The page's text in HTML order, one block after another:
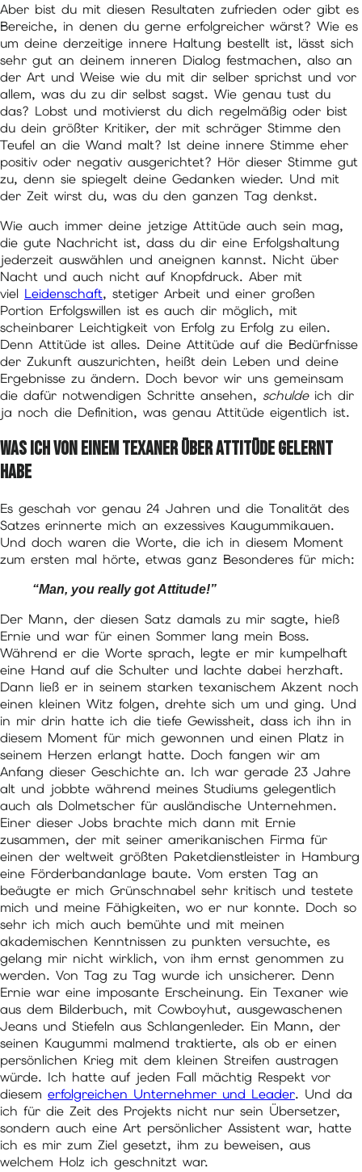
Aber bist du mit diesen Resultaten zufrieden oder gibt es
Bereiche, in denen du gerne erfolgreicher wärst? Wie es
um deine derzeitige innere Haltung bestellt ist, lässt sich
sehr gut an deinem inneren Dialog festmachen, also an
der Art und Weise wie du mit dir selber sprichst und vor
allem, was du zu dir selbst sagst. Wie genau tust du
das? Lobst und motivierst du dich regelmäßig oder bist
du dein größter Kritiker, der mit schräger Stimme den
Teufel an die Wand malt? Ist deine innere Stimme eher
positiv oder negativ ausgerichtet? Hör dieser Stimme gut
zu, denn sie spiegelt deine Gedanken wieder. Und mit
der Zeit wirst du, was du den ganzen Tag denkst.
Wie auch immer deine jetzige Attitüde auch sein mag,
die gute Nachricht ist, dass du dir eine Erfolgshaltung
jederzeit auswählen und aneignen kannst. Nicht über
Nacht und auch nicht auf Knopfdruck. Aber mit
viel Leidenschaft, stetiger Arbeit und einer großen
Portion Erfolgswillen ist es auch dir möglich, mit
scheinbarer Leichtigkeit von Erfolg zu Erfolg zu eilen.
Denn Attitüde ist alles. Deine Attitüde auf die Bedürfnisse
der Zukunft auszurichten, heißt dein Leben und deine
Ergebnisse zu ändern. Doch bevor wir uns gemeinsam
die dafür notwendigen Schritte ansehen, schuldeich dir
ja noch die Definition, was genau Attitüde eigentlich ist.
Was ich von einem Texaner über Attitüde gelernt
habe
Es geschah vor genau 24 Jahren und die Tonalität des
Satzes erinnerte mich an exzessives Kaugummikauen.
Und doch waren die Worte, die ich in diesem Moment
zum ersten mal hörte, etwas ganz Besonderes für mich:
“Man, you really got Attitude!”
Der Mann, der diesen Satz damals zu mir sagte, hieß
Ernie und war für einen Sommer lang mein Boss.
Während er die Worte sprach, legte er mir kumpelhaft
eine Hand auf die Schulter und lachte dabei herzhaft.
Dann ließ er in seinem starken texanischem Akzent noch
einen kleinen Witz folgen, drehte sich um und ging. Und
in mir drin hatte ich die tiefe Gewissheit, dass ich ihn in
diesem Moment für mich gewonnen und einen Platz in
seinem Herzen erlangt hatte. Doch fangen wir am
Anfang dieser Geschichte an. Ich war gerade 23 Jahre
alt und jobbte während meines Studiums gelegentlich
auch als Dolmetscher für ausländische Unternehmen.
Einer dieser Jobs brachte mich dann mit Ernie
zusammen, der mit seiner amerikanischen Firma für
einen der weltweit größten Paketdienstleister in Hamburg
eine Förderbandanlage baute. Vom ersten Tag an
beäugte er mich Grünschnabel sehr kritisch und testete
mich und meine Fähigkeiten, wo er nur konnte. Doch so
sehr ich mich auch bemühte und mit meinen
akademischen Kenntnissen zu punkten versuchte, es
gelang mir nicht wirklich, von ihm ernst genommen zu
werden. Von Tag zu Tag wurde ich unsicherer. Denn
Ernie war eine imposante Erscheinung. Ein Texaner wie
aus dem Bilderbuch, mit Cowboyhut, ausgewaschenen
Jeans und Stiefeln aus Schlangenleder. Ein Mann, der
seinen Kaugummi malmend traktierte, als ob er einen
persönlichen Krieg mit dem kleinen Streifen austragen
würde. Ich hatte auf jeden Fall mächtig Respekt vor
diesem erfolgreichen Unternehmer und Leader. Und da
ich für die Zeit des Projekts nicht nur sein Übersetzer,
sondern auch eine Art persönlicher Assistent war, hatte
ich es mir zum Ziel gesetzt, ihm zu beweisen, aus
welchem Holz ich geschnitzt war.